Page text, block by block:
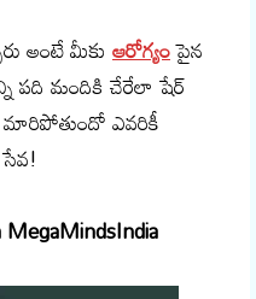
అంటే మీకు ఆరోగ్యంపైన
పది మందికి చేరేలా షేర్
మారిపోతుందో ఎవరికీ